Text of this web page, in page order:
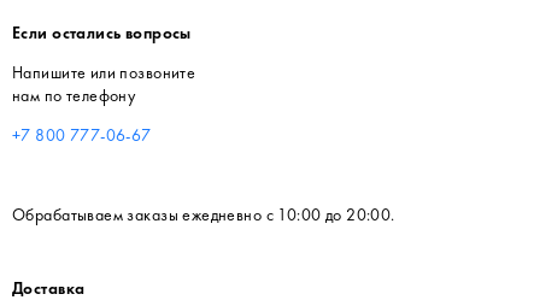
Если остались вопросы
Напишите или позвоните
нам по телефону
+7 800 777-06-67
Обрабатываем заказы ежедневно с 10:00 до 20:00.
Доставка